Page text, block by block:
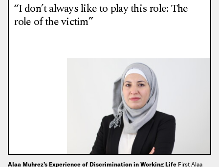
“I don’t always like to play this role: The
role of the victim”
Alaa Muhrez’s Experience of Discrimination in Working Life First Alaa